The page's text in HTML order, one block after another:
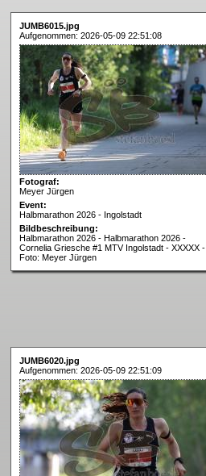
JUMB6015.jpg
Aufgenommen: 2026-05-09 22:51:08
Fotograf:
Meyer Jürgen
Event:
Halbmarathon 2026 - Ingolstadt
Bildbeschreibung:
Halbmarathon 2026 - Halbmarathon 2026 -
Cornelia Griesche #1 MTV Ingolstadt - XXXXX -
Foto: Meyer Jürgen
JUMB6020.jpg
Aufgenommen: 2026-05-09 22:51:09